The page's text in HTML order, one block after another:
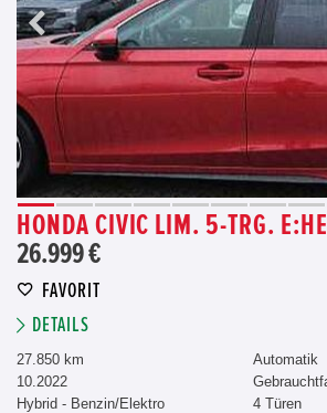
HONDA CIVIC LIM. 5-TRG.
26.999 €
FAVORIT
DETAILS
27.850 km
10.2022
Hybrid - Benzin/Elektro
Automatik
4 Türen